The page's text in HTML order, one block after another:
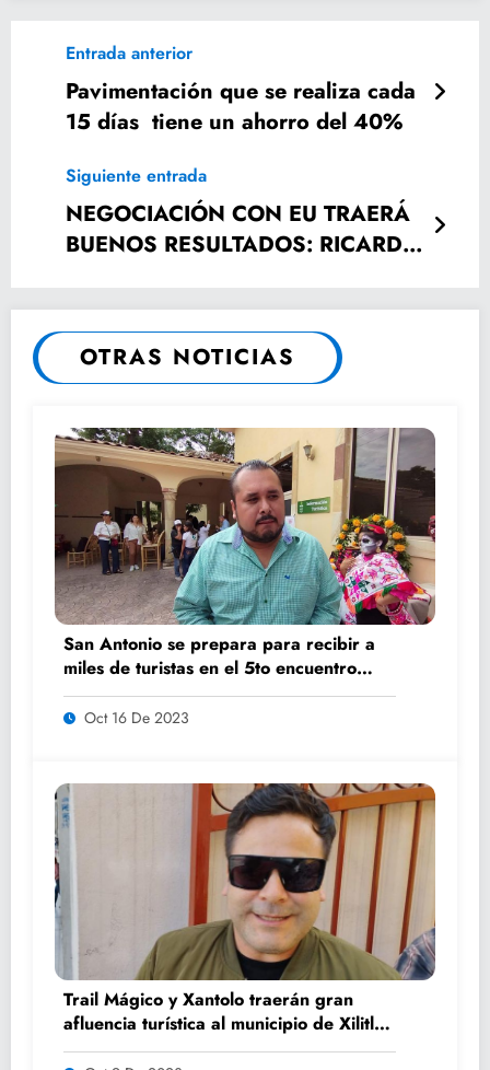
Entrada anterior
Pavimentación que se realiza cada
15 días tiene un ahorro del 40%
Siguiente entrada
NEGOCIACIÓN CON EU TRAERÁ
BUENOS RESULTADOS: RICARDO
OTRAS NOTICIAS
San Antonio se prepara para recibir a
miles de turistas en el 5to encuentro
K’AILEM
Oct 16 De 2023
Trail Mágico y Xantolo traerán gran
afluencia turística al municipio de Xilitla:
Benjamín Luna